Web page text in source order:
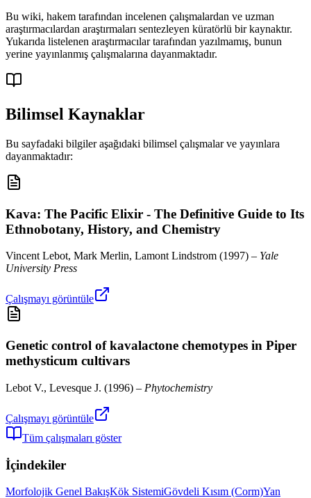
Bu wiki, hakem tarafından incelenen çalışmalardan ve uzman
araştırmacılardan araştırmaları sentezleyen küratörlü bir kaynaktır.
Yukarıda listelenen araştırmacılar tarafından yazılmamış, bunun
yerine yayınlanmış çalışmalarına dayanmaktadır.
Bilimsel Kaynaklar
Bu sayfadaki bilgiler aşağıdaki bilimsel çalışmalar ve yayınlara
dayanmaktadır:
Kava: The Pacific Elixir - The Definitive Guide to Its
Ethnobotany, History, and Chemistry
Vincent Lebot, Mark Merlin, Lamont Lindstrom (1997) – Yale
University Press
Çalışmayı görüntüle
Genetic control of kavalactone chemotypes in Piper
methysticum cultivars
Lebot V., Levesque J. (1996) – Phytochemistry
Çalışmayı görüntüle
Tüm çalışmaları göster
İçindekiler
Morfolojik Genel BakışKök SistemiGövdeli Kısım (Corm)Yan